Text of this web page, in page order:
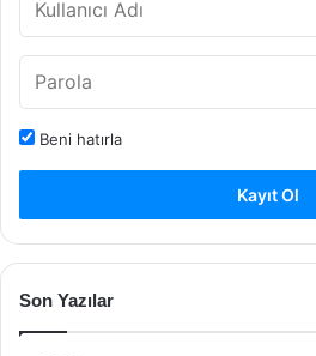
Beni hatırla
Kayıt Ol
Son Yazılar